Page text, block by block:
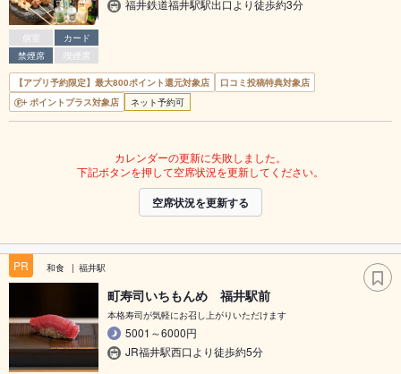
個室
カード
禁煙席
喫煙席
福井鉄道福井駅駅出口より徒歩約3分
【アプリ予約限定】最大800ポイント還元対象店
口コミ投稿特典対象店
ポイントプラス対象店
ネット予約可
カレンダーの更新に失敗しました。
下記ボタンを押して空席状況を更新してください。
空席状況を更新する
PR 和食 福井駅
町寿司いちもんめ 福井駅前
本格寿司が気軽にお召し上がりいただけます
5001～6000円
JR福井駅西口より徒歩約5分